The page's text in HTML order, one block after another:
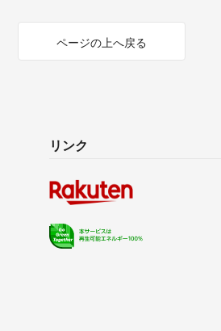
ページの上へ戻る
リンク